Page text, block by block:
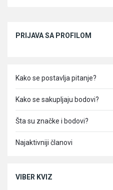
PRIJAVA SA PROFILOM
Kako se postavlja pitanje?
Kako se sakupljaju bodovi?
Šta su značke i bodovi?
Najaktivniji članovi
VIBER KVIZ